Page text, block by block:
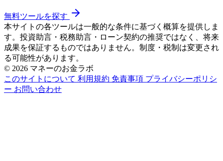
無料ツールを探す
本サイトの各ツールは一般的な条件に基づく概算を提供しま
す。投資助言・税務助言・ローン契約の推奨ではなく、将来
成果を保証するものではありません。制度・税制は変更され
る可能性があります。
© 2026 マネーのお金ラボ
このサイトについて 利用規約 免責事項 プライバシーポリシ
ー お問い合わせ